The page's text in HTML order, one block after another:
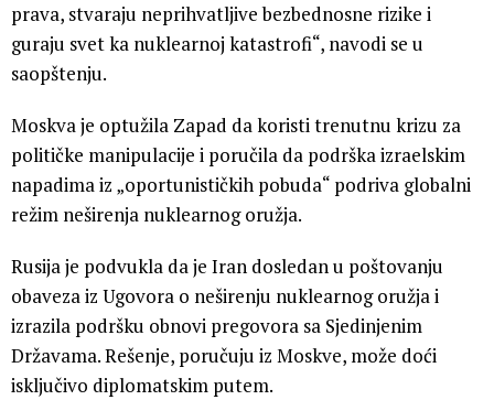
prava, stvaraju neprihvatljive bezbednosne rizike i
guraju svet ka nuklearnoj katastrofi“, navodi se u
saopštenju.
Moskva je optužila Zapad da koristi trenutnu krizu za
političke manipulacije i poručila da podrška izraelskim
napadima iz „oportunističkih pobuda“ podriva globalni
režim neširenja nuklearnog oružja.
Rusija je podvukla da je Iran dosledan u poštovanju
obaveza iz Ugovora o neširenju nuklearnog oružja i
izrazila podršku obnovi pregovora sa Sjedinjenim
Državama. Rešenje, poručuju iz Moskve, može doći
isključivo diplomatskim putem.